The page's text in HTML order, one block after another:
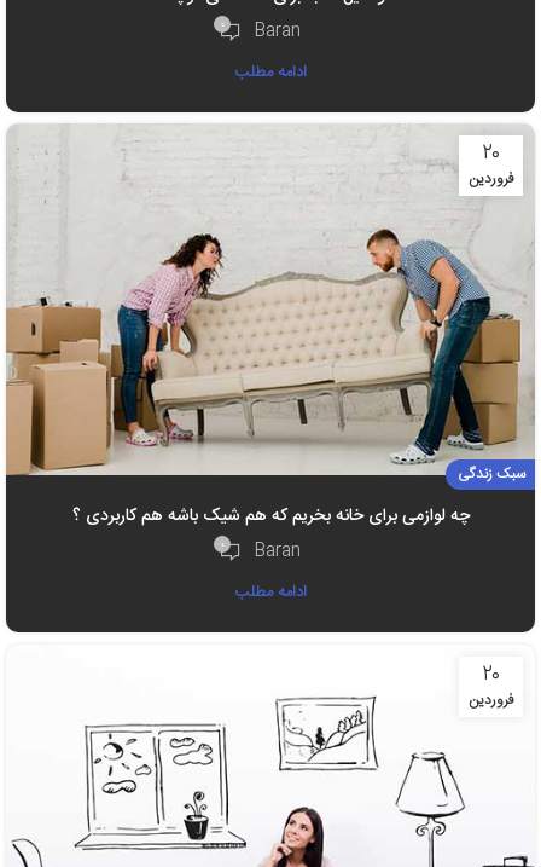
Baran
۰
ادامه مطلب
۲۰
فروردین
سبک زندگی
چه لوازمی برای خانه بخریم که هم شیک باشه هم کاربردی ؟
Baran
۰
ادامه مطلب
۲۰
فروردین